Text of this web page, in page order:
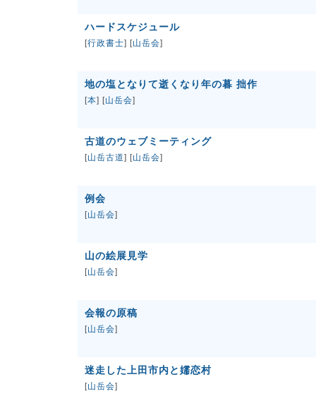
ハードスケジュール
[行政書士] [山岳会]
地の塩となりて逝くなり年の暮 拙作
[本] [山岳会]
古道のウェブミーティング
[山岳古道] [山岳会]
例会
[山岳会]
山の絵展見学
[山岳会]
会報の原稿
[山岳会]
迷走した上田市内と嬬恋村
[山岳会]